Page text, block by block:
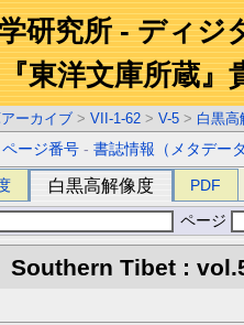
研究所 - ディジ
『東洋文庫所蔵』
ーカイブ > VII-1-62 > V-5 > 白黒高
ページ番号 -書誌情報（メタデー
白黒高解像度 PDF
ページ
Southern Tibet :